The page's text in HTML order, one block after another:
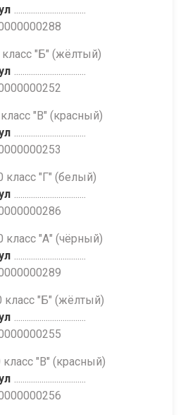
класс "Б" (жёлтый)
"В" (красный)
класс "Г" (белый)
класс "А" (чёрный)
класс "Б" (жёлтый)
класс "В" (красный)